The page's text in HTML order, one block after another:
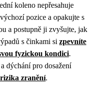
koleno nepřesahuje
pozice a opakujte s
a postupně ji zvyšujte, jak
s činkami si zpevníte
fyzickou kondici.
dýchání pro dosažení
zranění.